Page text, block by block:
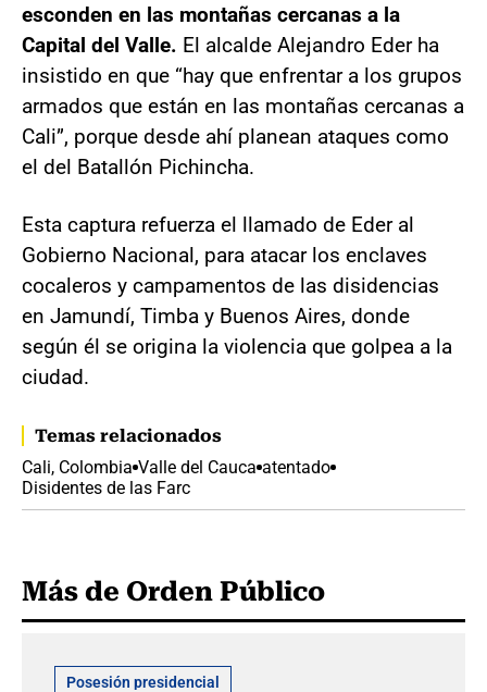
esconden en las montañas cercanas a la
Capital del Valle. El alcalde Alejandro Eder ha
insistido en que “hay que enfrentar a los grupos
armados que están en las montañas cercanas a
Cali”, porque desde ahí planean ataques como
el del Batallón Pichincha.
Esta captura refuerza el llamado de Eder al
Gobierno Nacional, para atacar los enclaves
cocaleros y campamentos de las disidencias
en Jamundí, Timba y Buenos Aires, donde
según él se origina la violencia que golpea a la
ciudad.
Temas relacionados
Cali, Colombia Valle del Cauca atentado
Disidentes de las Farc
Más de Orden Público
Posesión presidencial